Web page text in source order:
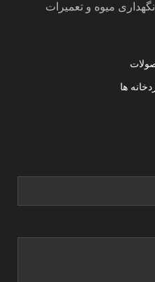
میوه و تعمیرات
ها